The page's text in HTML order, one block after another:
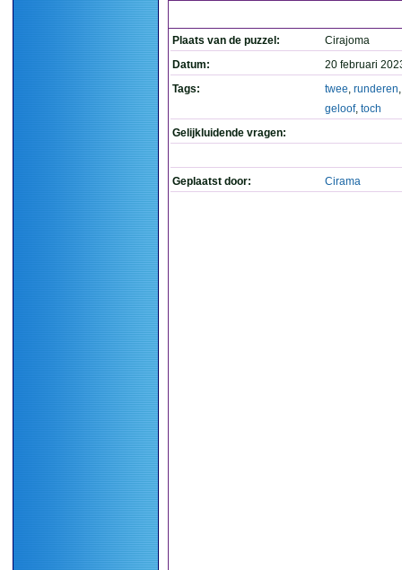
Plaats van de puzzel:
Cirajoma
Datum:
20 februari
Tags:
twee, runderen
geloof, toch
Gelijkluidende vragen:
Geplaatst door: Cirama